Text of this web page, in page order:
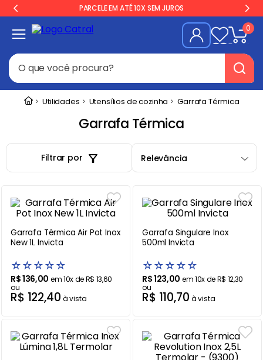
PARCELE EM ATÉ 10X SEM JUROS
0
O que você procura?
Utilidades Utensílios de cozinha Garrafa Térmica
Garrafa Térmica
Filtrar por Relevância
Garrafa Térmica Air Pot Inox
New 1L Invicta
☆☆☆☆☆
R$136,00 em10x deR$ 13,60
ou
R$ 122,40 à vista
Garrafa Singulare Inox
500ml Invicta
☆☆☆☆☆
R$123,00 em10x deR$ 12,30
ou
R$ 110,70 à vista
Termos mais buscados
Balança
5º Fogão Industrial
7º Cervejeira
8º Fritadeira
9º Balanças
10º Fogão